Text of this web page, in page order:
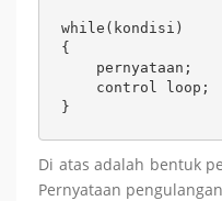
while(kondisi)
{
    pernyataan;
    control loop;
}
Di atas adalah bentuk
Pernyataan